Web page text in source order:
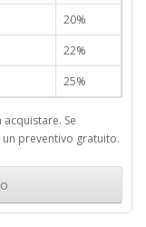
20%
22%
25%
Se
preventivo gratuito.